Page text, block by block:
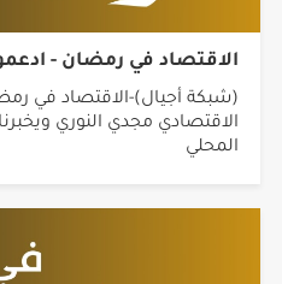
الاقتصاد في رمضان -
(شبكة أجيال)-الاقتصاد في
الاقتصادي مجدي النوري
المحلي